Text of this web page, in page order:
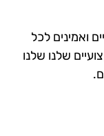
ואמינים לכל
שלנו שלנו